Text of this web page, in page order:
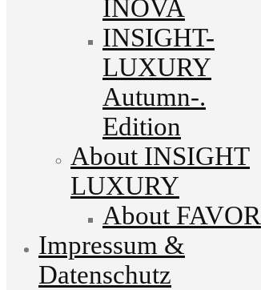
INOVA
INSIGHT-
LUXURY
Autumn-.
Edition
About INSIGHT
LUXURY
About FAVOR
Impressum &
Datenschutz